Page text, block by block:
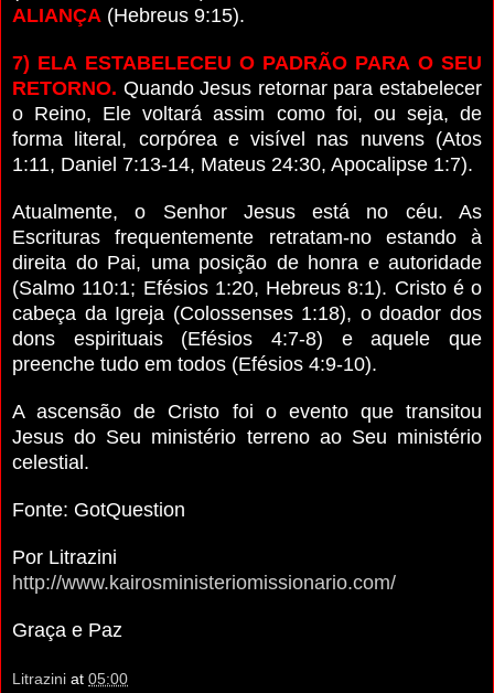
ALIANÇA (Hebreus 9:15).
7) ELA ESTABELECEU O PADRÃO PARA O SEU
RETORNO. Quando Jesus retornar para estabelecer
o Reino, Ele voltará assim como foi, ou seja, de
forma literal, corpórea e visível nas nuvens (Atos
1:11, Daniel 7:13-14, Mateus 24:30, Apocalipse 1:7).
Atualmente, o Senhor Jesus está no céu. As
Escrituras frequentemente retratam-no estando à
direita do Pai, uma posição de honra e autoridade
(Salmo 110:1; Efésios 1:20, Hebreus 8:1). Cristo é o
cabeça da Igreja (Colossenses 1:18), o doador dos
dons espirituais (Efésios 4:7-8) e aquele que
preenche tudo em todos (Efésios 4:9-10).
A ascensão de Cristo foi o evento que transitou
Jesus do Seu ministério terreno ao Seu ministério
celestial.
Fonte: GotQuestion
Por Litrazini
http://www.kairosministeriomissionario.com/
Graça e Paz
Litrazini at 05:00